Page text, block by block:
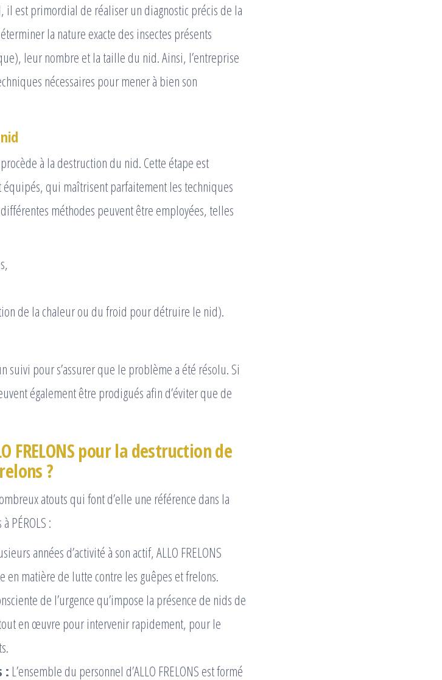
il est primordial de réaliser un diagnostic précis de la
la nature exacte des insectes présents
leur nombre et la taille du nid. Ainsi, l’entreprise
nécessaires pour mener à bien son
à la destruction du nid. Cette étape est
qui maîtrisent parfaitement les techniques
méthodes peuvent être employées, telles
de la chaleur ou du froid pour détruire le nid).
suivi pour s’assurer que le problème a été résolu. Si
également être prodigués afin d’éviter que de
FRELONS pour la destruction de
?
atouts qui font d’elle une référence dans la
PÉROLS :
années d’activité à son actif, ALLO FRELONS
en matière de lutte contre les guêpes et frelons.
de l’urgence qu’impose la présence de nids de
en œuvre pour intervenir rapidement, pour le
: L’ensemble du personnel d’ALLO FRELONS est formé